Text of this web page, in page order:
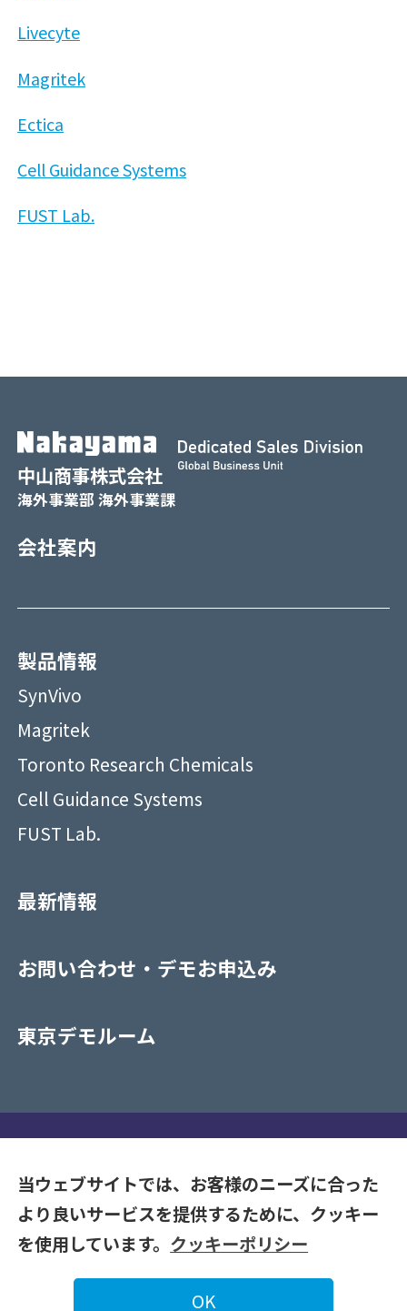
Livecyte
Magritek
Ectica
Cell Guidance Systems
FUST Lab.
中山商事株式会社
海外事業部 海外事業課
会社案内
製品情報
SynVivo
Magritek
Toronto Research Chemicals
Cell Guidance Systems
FUST Lab.
最新情報
お問い合わせ・デモお申込み
東京デモルーム
Reserve.
当ウェブサイトでは、お客様のニーズに合った
より良いサービスを提供するために、クッキー
を使用しています。 クッキーポリシー
OK